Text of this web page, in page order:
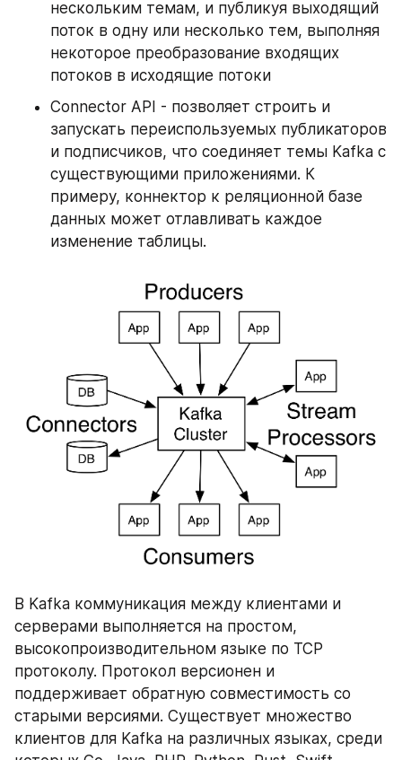
нескольким темам, и публикуя выходящий
поток в одну или несколько тем, выполняя
некоторое преобразование входящих
потоков в исходящие потоки
Connector API - позволяет строить и
запускать переиспользуемых публикаторов
и подписчиков, что соединяет темы Kafka с
существующими приложениями. К
примеру, коннектор к реляционной базе
данных может отлавливать каждое
изменение таблицы.
В Kafka коммуникация между клиентами и
серверами выполняется на простом,
высокопроизводительном языке по TCP
протоколу. Протокол версионен и
поддерживает обратную совместимость со
старыми версиями. Существует множество
клиентов для Kafka на различных языках, среди